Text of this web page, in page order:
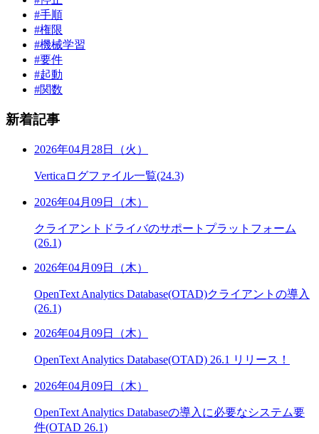
#手順
#権限
#機械学習
#要件
#起動
#関数
新着記事
2026年04月28日（火）
Verticaログファイル一覧(24.3)
2026年04月09日（木）
クライアントドライバのサポートプラットフォーム
(26.1)
2026年04月09日（木）
OpenText Analytics Database(OTAD)クライアントの導入
(26.1)
2026年04月09日（木）
OpenText Analytics Database(OTAD) 26.1 リリース！
2026年04月09日（木）
OpenText Analytics Databaseの導入に必要なシステム要
件(OTAD 26.1)